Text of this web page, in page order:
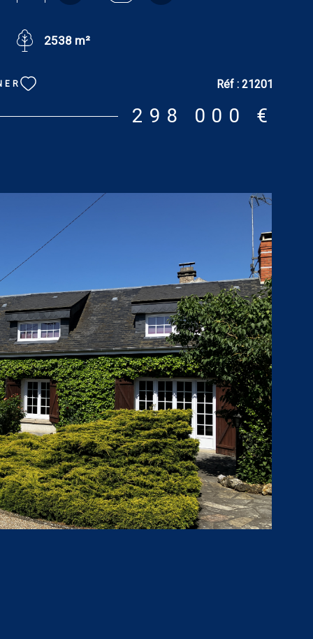
wc. À l’étage : palier desservant, trois chambres
m² et 11.08 m²), salle de douches de 3.94 m², wc.
m². Tout confort : chauffage au bois. DPE : E. GES : B.
du logement pour une utilisation standard :
2 640 € [prix moyens des énergies indexés sur les
2022 et 2023 (abonnements compris)]. Les
les risques auxquels ce bien est exposé sont
2538 m²
Réf : 21201
298 000 €
VOIR LE BIEN